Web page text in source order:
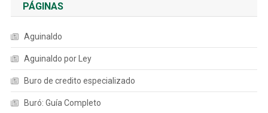
PÁGINAS
Aguinaldo
Aguinaldo por Ley
Buro de credito especializado
Buró: Guía Completo